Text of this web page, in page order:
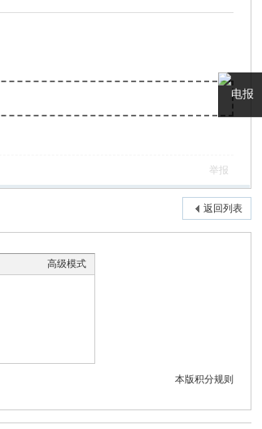
举报
返回列表
高级模式
本版积分规则
电报